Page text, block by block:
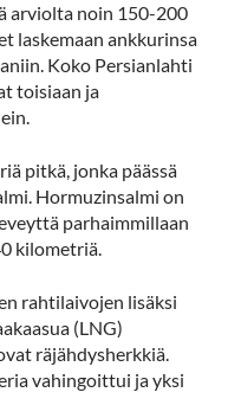
arviolta noin 150-200
laskemaan ankkurinsa
Koko Persianlahti
toisiaan ja
pitkä, jonka päässä
Hormuzinsalmi on
parhaimmillaan
kilometriä.
rahtilaivojen lisäksi
(LNG)
räjähdysherkkiä.
vahingoittui ja yksi